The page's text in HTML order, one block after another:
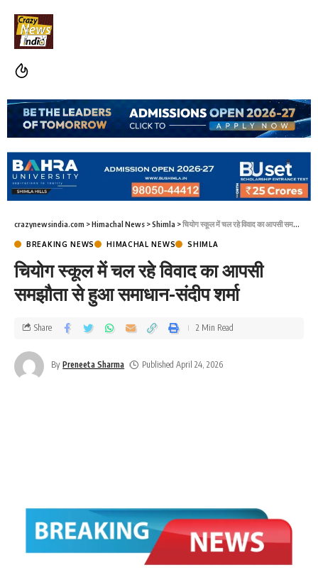
crazynewsindia.com >Himachal News >Shimla >चियोग स्कूल में चल रहे विवाद का आपसी समझौता से हुआ समाधान-संदीप शर्मा
BREAKING NEWS HIMACHAL NEWS SHIMLA
चियोग स्कूल में चल रहे विवाद का आपसी
समझौता से हुआ समाधान-संदीप शर्मा
By Preneeta Sharma Published April 24, 2026
Share 2 Min Read